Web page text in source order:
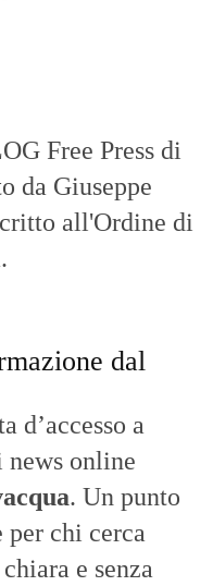
Free Press di
da Giuseppe
all'Ordine di
dal
d’accesso a
online
. Un punto
chi cerca
e senza